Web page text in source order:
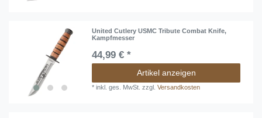
United Cutlery USMC Tribute Combat Knife,
Kampfmesser
44,99 € *
Artikel anzeigen
*inkl. ges. MwSt. zzgl.Versandkosten